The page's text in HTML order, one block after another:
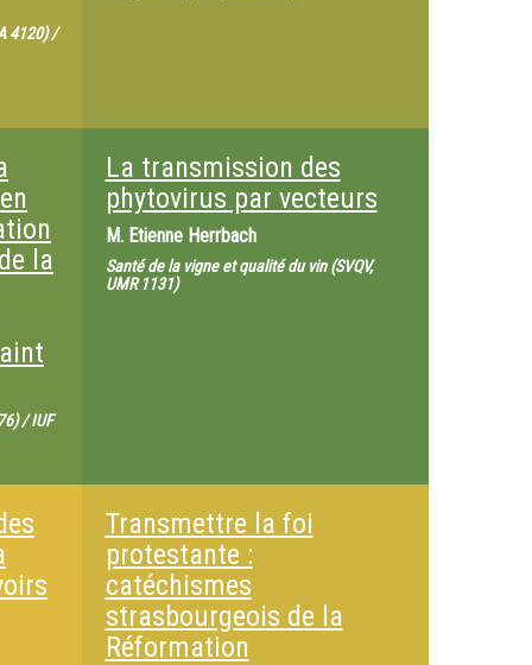
4120) /
la
/ IUF
La transmission des
phytovirus par vecteurs
M. Etienne Herrbach
Santé de la vigne et qualité du vin (SVQV,
UMR 1131)
Transmettre la foi
protestante :
catéchismes
strasbourgeois de la
Réformation